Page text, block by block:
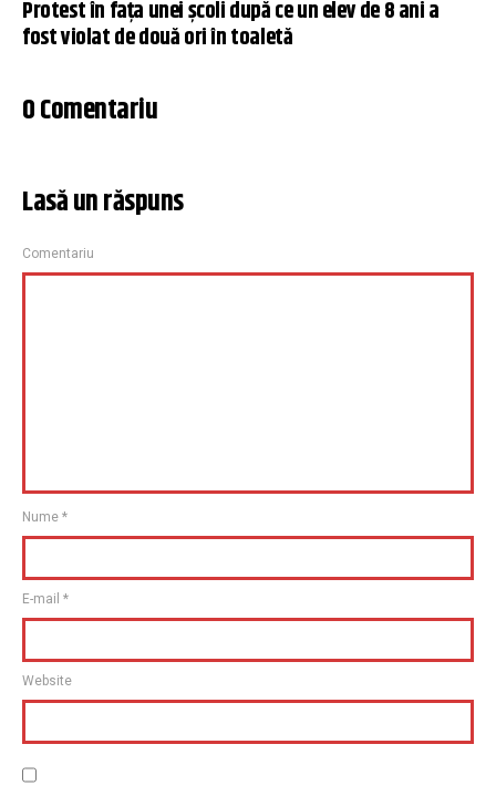
Protest în fața unei școli după ce un elev de 8 ani a
fost violat de două ori în toaletă
0 Comentariu
Lasă un răspuns
Comentariu
Nume *
E-mail *
Website